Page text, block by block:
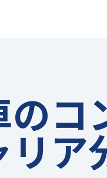
のコ
ア